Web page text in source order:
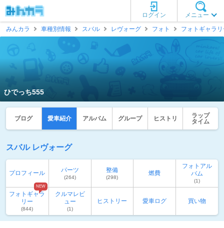
メニュー
ログイン
みんカラ
車種別情報 スバル レヴォーグ フォト フォトギャラ
ひでっち555
ブログ 愛車紹介 アルバム グループ ヒストリ
ラップ
タイム
スバル レヴォーグ
プロフィール パーツ
(264)
整備
(298)
燃費
フォトアル
バム
(1)
フォトギャラ
リー
(844)
NEW
クルマレビ
ュー
(1)
ヒストリー 愛車ログ 買い物